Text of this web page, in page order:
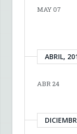
MAY 07
ABRIL,
ABR 24